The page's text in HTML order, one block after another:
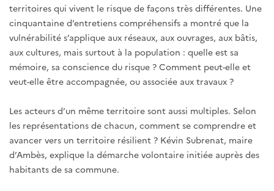
territoires qui vivent le risque de façons très différentes. Une
cinquantaine d’entretiens compréhensifs a montré que la
vulnérabilité s’applique aux réseaux, aux ouvrages, aux bâtis,
aux cultures, mais surtout à la population : quelle est sa
mémoire, sa conscience du risque ? Comment peut-elle et
veut-elle être accompagnée, ou associée aux travaux ?
Les acteurs d’un même territoire sont aussi multiples. Selon
les représentations de chacun, comment se comprendre et
avancer vers un territoire résilient ? Kévin Subrenat, maire
d’Ambès, explique la démarche volontaire initiée auprès des
habitants de sa commune.